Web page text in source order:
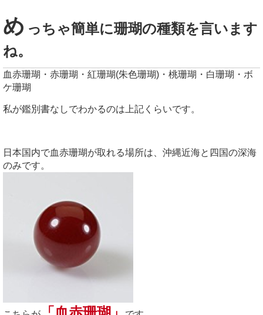
め っちゃ簡単に珊瑚の種類を言います
ね。
血赤珊瑚・赤珊瑚・紅珊瑚(朱色珊瑚)・桃珊瑚・白珊瑚・ボ
ケ珊瑚
私が鑑別書なしでわかるのは上記くらいです。
日本国内で血赤珊瑚が取れる場所は、沖縄近海と四国の深海
のみです。